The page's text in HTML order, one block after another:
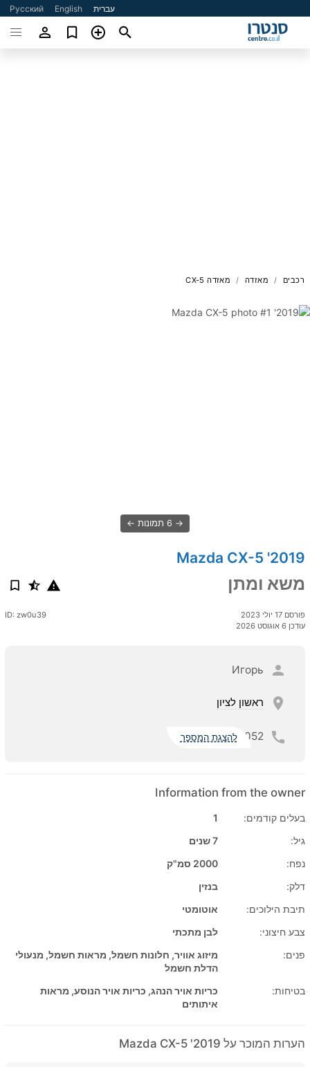
עברית English
Русский
רכבים מאזדה מאזדה CX-5
6 תמונות
2019' Mazda CX-5
משא ומתן
פורסם 17 יולי 2023
עודכן 6 אוגוסט 2026
ID: zw0u39
Игорь
ראשון לציון
052 להצגת המספר
Information from the owner
בעלים קודמים:
1
גיל:
7 שנים
נפח:
2000 סמ"ק
דלק:
בנזין
תיבת הילוכים:
אוטומטי
צבע חיצוני:
לבן מתכתי
פנים:
מיזוג אוויר, חלונות חשמל, מראות חשמל, מנעולי
הדלת חשמל
בטיחות:
כריות אויר הנהג, כריות אויר הנוסע, מראות
איתותים
הערות המוכר על 2019' Mazda CX-5